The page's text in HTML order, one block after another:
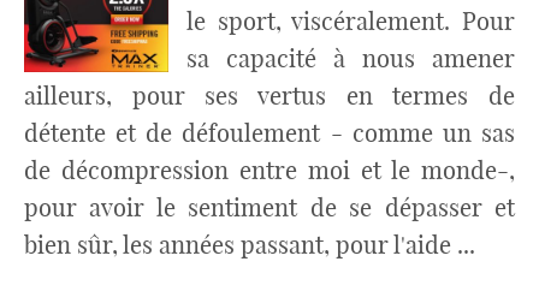
le sport, viscéralement. Pour
sa capacité à nous amener
ailleurs, pour ses vertus en termes de
détente et de défoulement - comme un sas
de décompression entre moi et le monde-,
pour avoir le sentiment de se dépasser et
bien sûr, les années passant, pour l'aide ...